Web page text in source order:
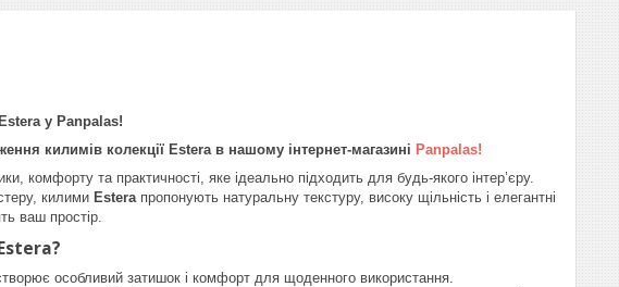
у Panpalas!
килимів колекції Estera в нашому інтернет-магазині Panpalas!
комфорту та практичності, яке ідеально підходить для будь-якого інтер’єру.
килими Estera пропонують натуральну текстуру, високу щільність і елегантні
ваш простір.
особливий затишок і комфорт для щоденного використання.